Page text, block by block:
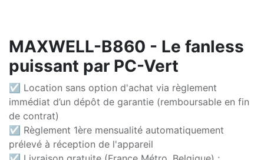
MAXWELL-B860 - Le fanless
puissant par PC-Vert
☑ Location sans option d'achat via règlement
immédiat d’un dépôt de garantie (remboursable en fin
de contrat)
☑ Règlement 1ère mensualité automatiquement
prélevé à réception de l'appareil